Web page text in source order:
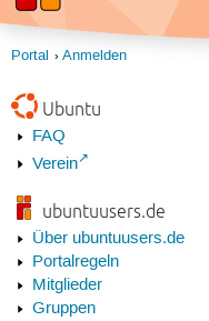
Portal Anmelden
Ubuntu
FAQ
Verein
ubuntuusers.de
Über ubuntuusers.de
Portalregeln
Mitglieder
Gruppen